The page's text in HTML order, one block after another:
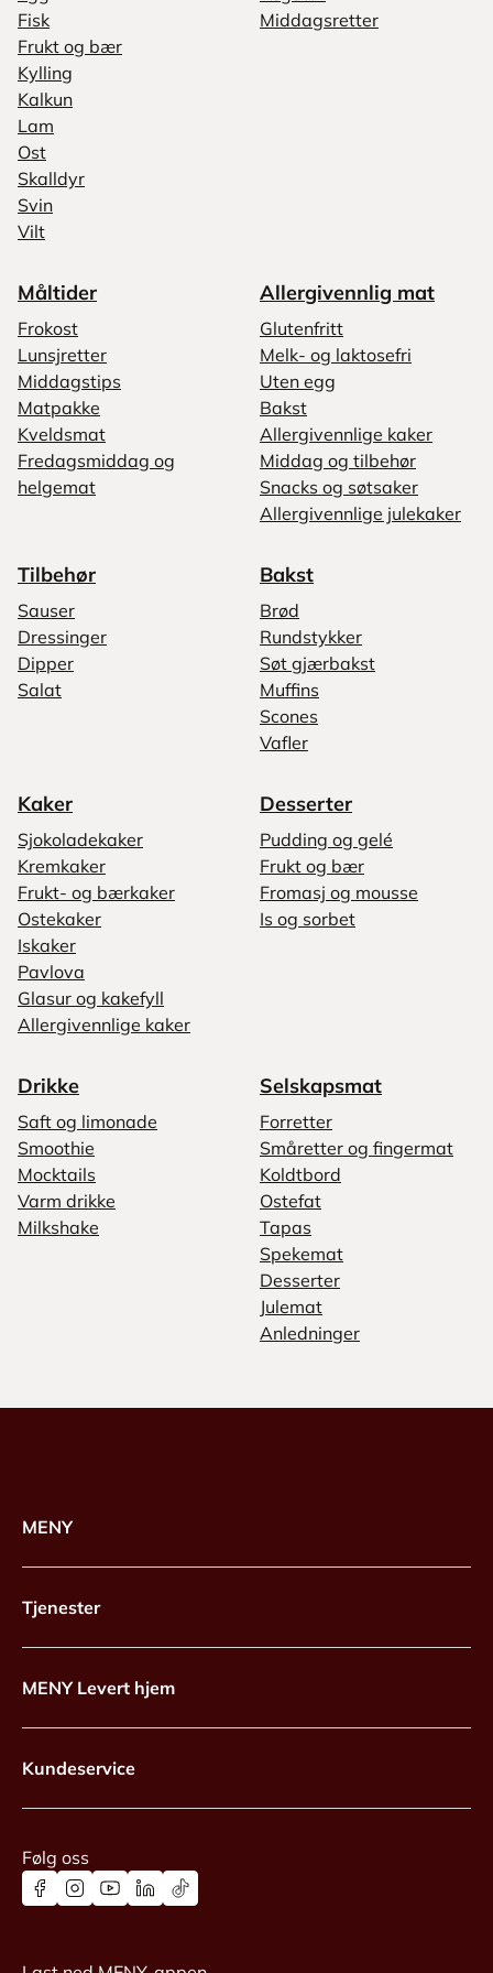
Fisk
Frukt og bær
Kylling
Kalkun
Lam
Ost
Skalldyr
Svin
Vilt
Middagsretter
Måltider
Frokost
Lunsjretter
Middagstips
Matpakke
Kveldsmat
Fredagsmiddag og
helgemat
Allergivennlig mat
Glutenfritt
Melk- og laktosefri
Uten egg
Bakst
Allergivennlige kaker
Middag og tilbehør
Snacks og søtsaker
Allergivennlige julekaker
Tilbehør
Sauser
Dressinger
Dipper
Salat
Bakst
Brød
Rundstykker
Søt gjærbakst
Muffins
Scones
Vafler
Kaker
Sjokoladekaker
Kremkaker
Frukt- og bærkaker
Ostekaker
Iskaker
Pavlova
Glasur og kakefyll
Allergivennlige kaker
Desserter
Pudding og gelé
Frukt og bær
Fromasj og mousse
Is og sorbet
Drikke
Saft og limonade
Smoothie
Mocktails
Varm drikke
Milkshake
Selskapsmat
Forretter
Småretter og fingermat
Koldtbord
Ostefat
Tapas
Spekemat
Desserter
Julemat
Anledninger
MENY
Tjenester
MENY Levert hjem
Kundeservice
Følg oss